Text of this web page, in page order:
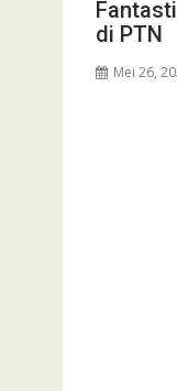
di PTN
Mei 26,